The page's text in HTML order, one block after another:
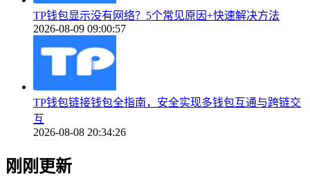
TP钱包显示没有网络？5个常见原因+快速解决方法
2026-08-09 09:00:57
TP钱包链接钱包全指南，安全实现多钱包互通与跨链交
互
2026-08-08 20:34:26
刚刚更新